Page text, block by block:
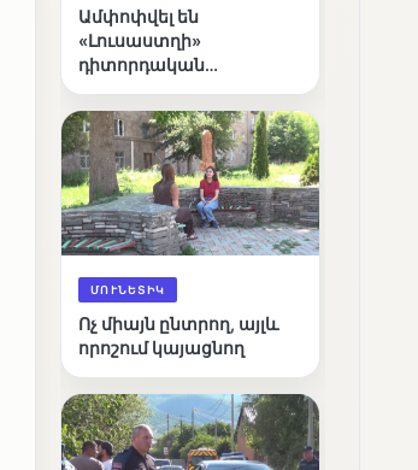
Ամփոփվել են
«Լուսաստղի»
դիտորդական
արդյունքները
ՄՈՒՆԵՏԻԿ
Ոչ միայն ընտրող, այլև
որոշում կայացնող